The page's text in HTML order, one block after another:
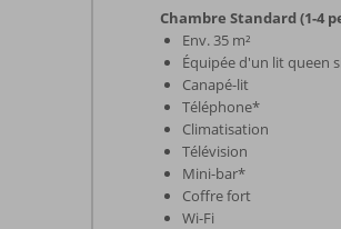
Chambre Standard (1-4
Env. 35 m²
Équipée d'un lit queen
Canapé-lit
Téléphone*
Climatisation
Télévision
Mini-bar*
Coffre fort
Wi-Fi